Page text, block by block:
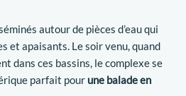
autour de pièces d’eau qui
et apaisants. Le soir venu, quand
dans ces bassins, le complexe se
parfait pour une balade en